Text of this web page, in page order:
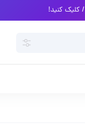
/ کلیک کنید!